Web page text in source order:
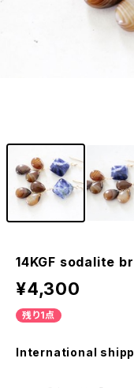
14KGF sodalite
¥4,300
残り1点
International